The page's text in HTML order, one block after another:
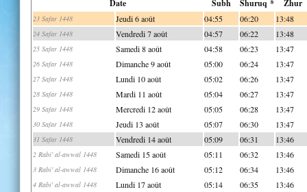
Date Subh Shuruq * Zhur
23 Safar 1448 Jeudi 6 août 04:55 06:20 13:48
24 Safar 1448 Vendredi 7 août 04:57 06:22 13:48
25 Safar 1448 Samedi 8 août 04:58 06:23 13:47
26 Safar 1448 Dimanche 9 août 05:00 06:24 13:47
27 Safar 1448 Lundi 10 août 05:02 06:26 13:47
28 Safar 1448 Mardi 11 août 05:04 06:27 13:47
29 Safar 1448 Mercredi 12 août 05:05 06:28 13:47
30 Safar 1448 Jeudi 13 août 05:07 06:30 13:47
31 Safar 1448 Vendredi 14 août 05:09 06:31 13:46
2 Rabi' al-awwal 1448 Samedi 15 août 05:11 06:32 13:46
3 Rabi' al-awwal 1448 Dimanche 16 août 05:12 06:34 13:46
4 Rabi' al-awwal 1448 Lundi 17 août 05:14 06:35 13:46